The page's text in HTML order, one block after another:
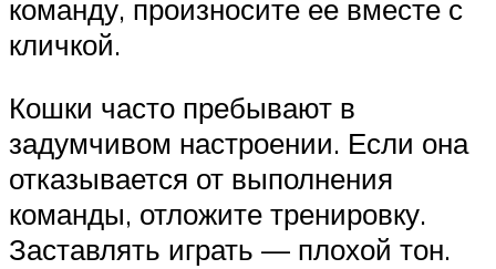
команду, произносите ее вместе с
кличкой.
Кошки часто пребывают в
задумчивом настроении. Если она
отказывается от выполнения
команды, отложите тренировку.
Заставлять играть — плохой тон.